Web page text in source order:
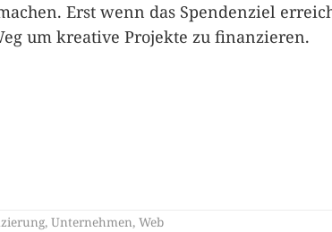
Erst wenn das Spendenziel
um kreative Projekte zu finanzieren.
, Unternehmen, Web